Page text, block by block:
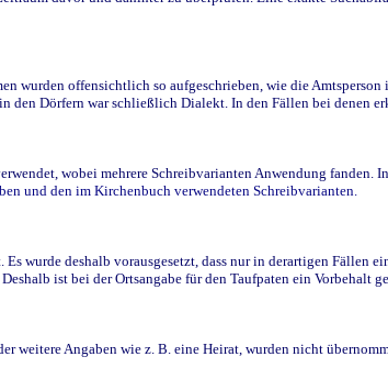
wurden offensichtlich so aufgeschrieben, wie die
den Dörfern war schließlich Dialekt. In den Fällen bei denen
wobei mehrere Schreibvarianten Anwendung fanden.
und den im Kirchenbuch verwendeten Schreibvarianten.
wurde deshalb vorausgesetzt, dass nur in derartigen Fällen
ist bei der Ortsangabe für den Taufpaten ein Vorbehalt
weitere Angaben wie z. B. eine Heirat, wurden nicht